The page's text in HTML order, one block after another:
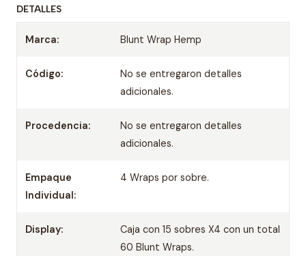
DETALLES
Marca: Blunt Wrap Hemp
Código:
No se entregaron detalles
adicionales.
Procedencia:
No se entregaron detalles
adicionales.
Empaque
Individual:
4 Wraps por sobre.
Display:
Caja con 15 sobres X4 con un total
60 Blunt Wraps.